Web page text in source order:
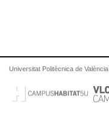
Universitat Politècnica de València